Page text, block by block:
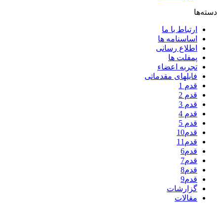
دسته‌ها
ارتباط با ما
اساسنامه ها
اطلاع رسانی
پمفلت ها
تجربه اعضاء
فایلهای مقدماتی
قدم 1
قدم 2
قدم 3
قدم 4
قدم 5
قدم10
قدم11
قدم6
قدم7
قدم8
قدم9
گزارشات
مقالات